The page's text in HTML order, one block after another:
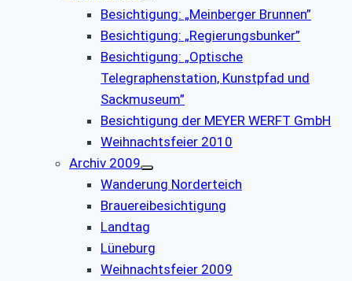
Besichtigung: „Meinberger Brunnen”
Besichtigung: „Regierungsbunker”
Besichtigung: „Optische
Telegraphenstation, Kunstpfad und
Sackmuseum”
Besichtigung der MEYER WERFT GmbH
Weihnachtsfeier 2010
Archiv 2009
Wanderung Norderteich
Brauereibesichtigung
Landtag
Lüneburg
Weihnachtsfeier 2009